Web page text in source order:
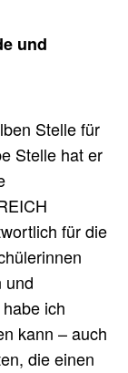
und
Stelle für
Stelle hat er
für die
und
ich
kann – auch
die einen